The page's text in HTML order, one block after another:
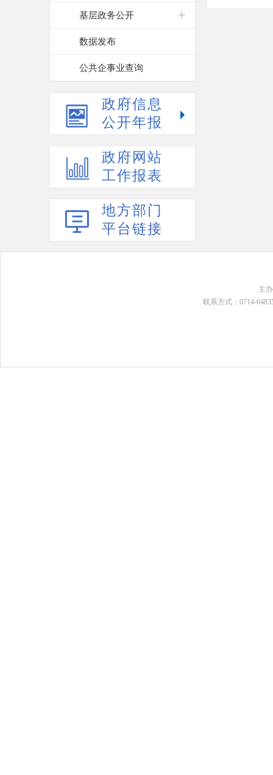
基层政务公开
数据发布
公共企事业查询
政府信息
公开年报
政府网站
工作报表
地方部门
平台链接
主
联系方式：0714-